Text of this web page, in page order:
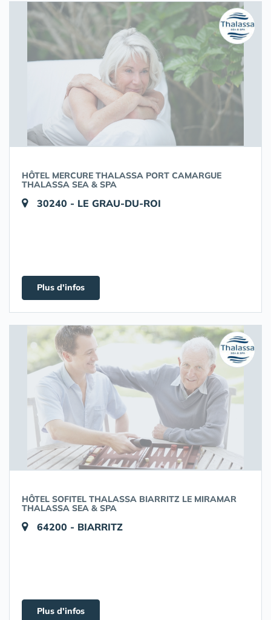
HÔTEL MERCURE THALASSA PORT CAMARGUE
THALASSA SEA & SPA
30240 - LE GRAU-DU-ROI
Plus d'infos
HÔTEL SOFITEL THALASSA BIARRITZ LE MIRAMAR
THALASSA SEA & SPA
64200 - BIARRITZ
Plus d'infos